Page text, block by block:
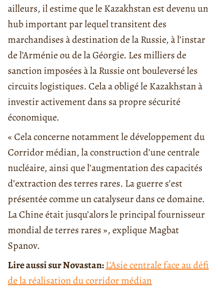
ailleurs, il estime que le Kazakhstan est devenu un
hub important par lequel transitent des
marchandises à destination de la Russie, à l’instar
de l’Arménie ou de la Géorgie. Les milliers de
sanction imposées à la Russie ont bouleversé les
circuits logistiques. Cela a obligé le Kazakhstan à
investir activement dans sa propre sécurité
économique.
« Cela concerne notamment le développement du
Corridor médian, la construction d’une centrale
nucléaire, ainsi que l’augmentation des capacités
d’extraction des terres rares. La guerre s’est
présentée comme un catalyseur dans ce domaine.
La Chine était jusqu’alors le principal fournisseur
mondial de terres rares », explique Magbat
Spanov.
Lire aussi sur Novastan:L’Asie centrale face au défi
de la réalisation du corridor médian